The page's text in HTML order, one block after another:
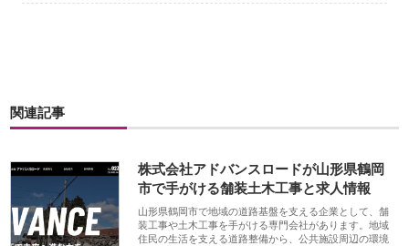
関連記事
株式会社アドバンスロードが山形県鶴岡
市で手がける舗装土木工事と求人情報
山形県鶴岡市で地域の道路基盤を支える企業として、舗
装工事や土木工事を手がける専門会社があります。地域
住民の生活を支える道路整備から、公共施設周辺の環境